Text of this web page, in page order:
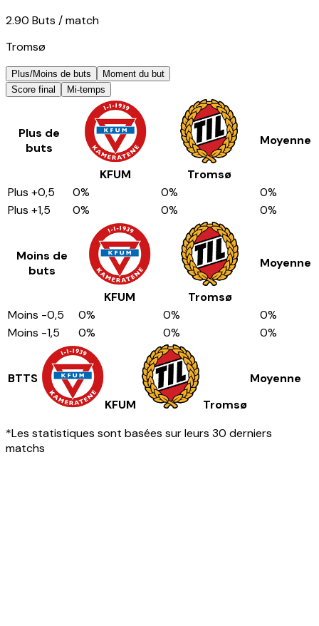
2.90 Buts / match
Tromsø
Plus/Moins de buts
Moment du but
Score final
Mi-temps
Plus de
buts
KFUM
Tromsø
Moyenne
Plus +0,5 0% 0% 0%
Plus +1,5 0% 0% 0%
Moins de
buts
KFUM
Tromsø
Moyenne
Moins -0,5 0% 0% 0%
Moins -1,5 0% 0% 0%
BTTS
KFUM
Tromsø
Moyenne
*Les statistiques sont basées sur leurs 30 derniers
matchs